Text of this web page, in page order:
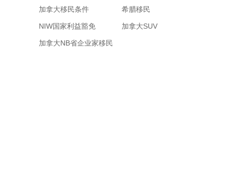
加拿大移民条件
NIW国家利益豁免
加拿大NB省企业家移民
希腊移民
加拿大SUV